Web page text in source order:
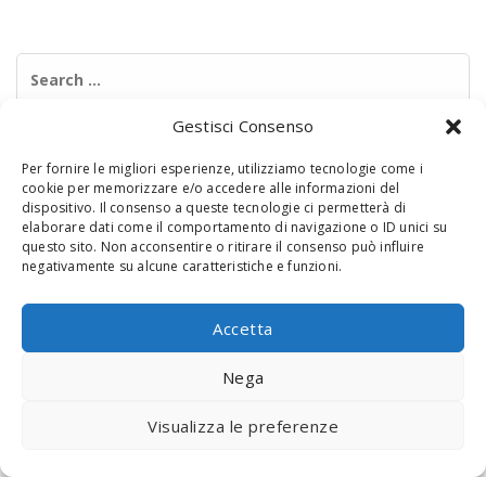
Gestisci Consenso
Per fornire le migliori esperienze, utilizziamo tecnologie come i
cookie per memorizzare e/o accedere alle informazioni del
dispositivo. Il consenso a queste tecnologie ci permetterà di
elaborare dati come il comportamento di navigazione o ID unici su
questo sito. Non acconsentire o ritirare il consenso può influire
negativamente su alcune caratteristiche e funzioni.
Accetta
Nega
Visualizza le preferenze
© 2020 Digital Touch Menu. Menu realizzato da